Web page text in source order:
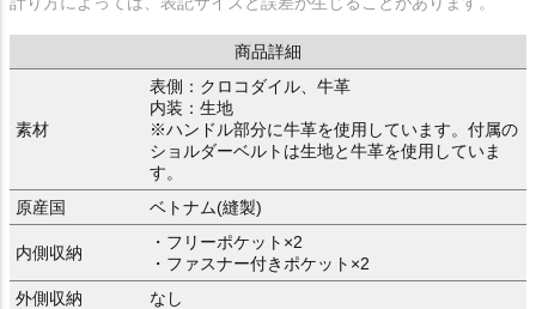
商品詳細
素材
表側：クロコダイル、牛革
内装：生地
※ハンドル部分に牛革を使用しています。付属の
ショルダーベルトは生地と牛革を使用していま
す。
原産国
ベトナム(縫製)
内側収納
・フリーポケット×2
・ファスナー付きポケット×2
外側収納
なし